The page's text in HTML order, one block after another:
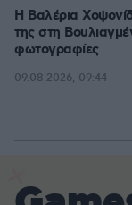
Η Βαλέρια
της στη
φωτογραφίες
09.08.2026, 09:44